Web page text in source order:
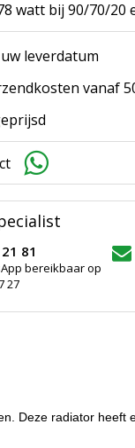
watt bij 90/70/20
leverdatum
vanaf
81
bereikbaar op
27
Deze radiator heeft